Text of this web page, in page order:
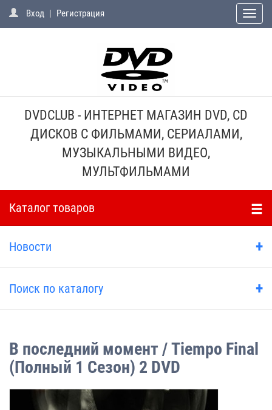
Вход | Регистрация
Toggle
DVDCLUB - ИНТЕРНЕТ МАГАЗИН DVD, CD
ДИСКОВ С ФИЛЬМАМИ, СЕРИАЛАМИ,
МУЗЫКАЛЬНЫМИ ВИДЕО,
МУЛЬТФИЛЬМАМИ
Каталог товаров
Новости +
Поиск по каталогу +
В последний момент / Tiempo Final
(Полный 1 Сезон) 2 DVD